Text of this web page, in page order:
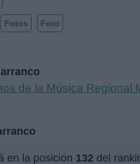
Fotos Foro
de la Música Regional
en la posición 132 del